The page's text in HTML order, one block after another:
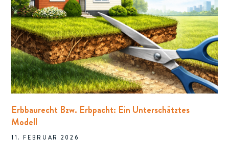
Erbbaurecht Bzw. Erbpacht: Ein Unterschätztes
Modell
11. FEBRUAR 2026